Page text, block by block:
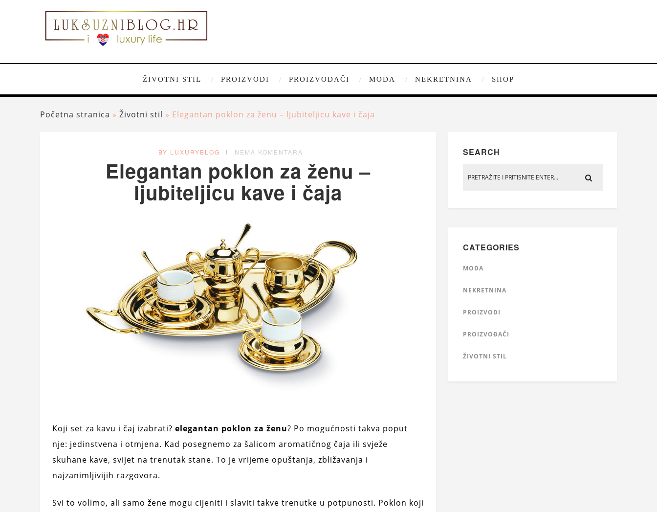
ŽIVOTNI STIL PROIZVODI PROIZVOĐAČI MODA NEKRETNINA SHOP
Početna stranica » Životni stil » Elegantan poklon za ženu – ljubiteljicu kave i čaja
BY LUXURYBLOG NEMA KOMENTARA
Elegantan poklon za ženu –
ljubiteljicu kave i čaja
Koji set za kavu i čaj izabrati? elegantan poklon za ženu? Po mogućnosti takva poput
nje: jedinstvena i otmjena. Kad posegnemo za šalicom aromatičnog čaja ili svježe
skuhane kave, svijet na trenutak stane. To je vrijeme opuštanja, zbližavanja i
najzanimljivijih razgovora.
Svi to volimo, ali samo žene mogu cijeniti i slaviti takve trenutke u potpunosti. Poklon koji
SEARCH
CATEGORIES
MODA
NEKRETNINA
PROIZVODI
PROIZVOĐAČI
ŽIVOTNI STIL